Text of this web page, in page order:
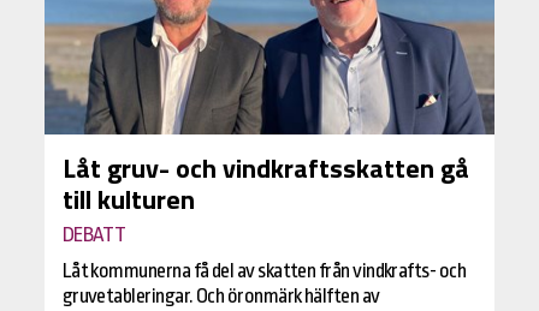
Låt gruv- och vindkraftsskatten gå
till kulturen
DEBATT
Låt kommunerna få del av skatten från vindkrafts- och
gruvetableringar. Och öronmärk hälften av